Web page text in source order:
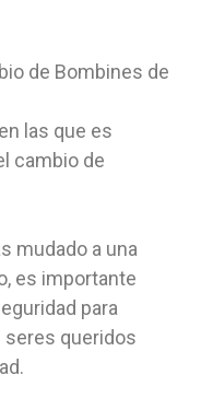
de Bombines de
las que es
cambio de
mudado a una
es importante
para
seres queridos